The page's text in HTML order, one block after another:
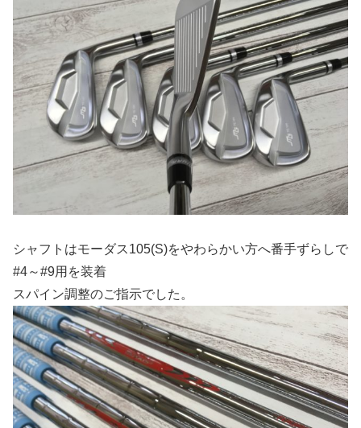
シャフトはモーダス105(S)をやわらかい方へ番手ずらしで
#4～#9用を装着
スパイン調整のご指示でした。